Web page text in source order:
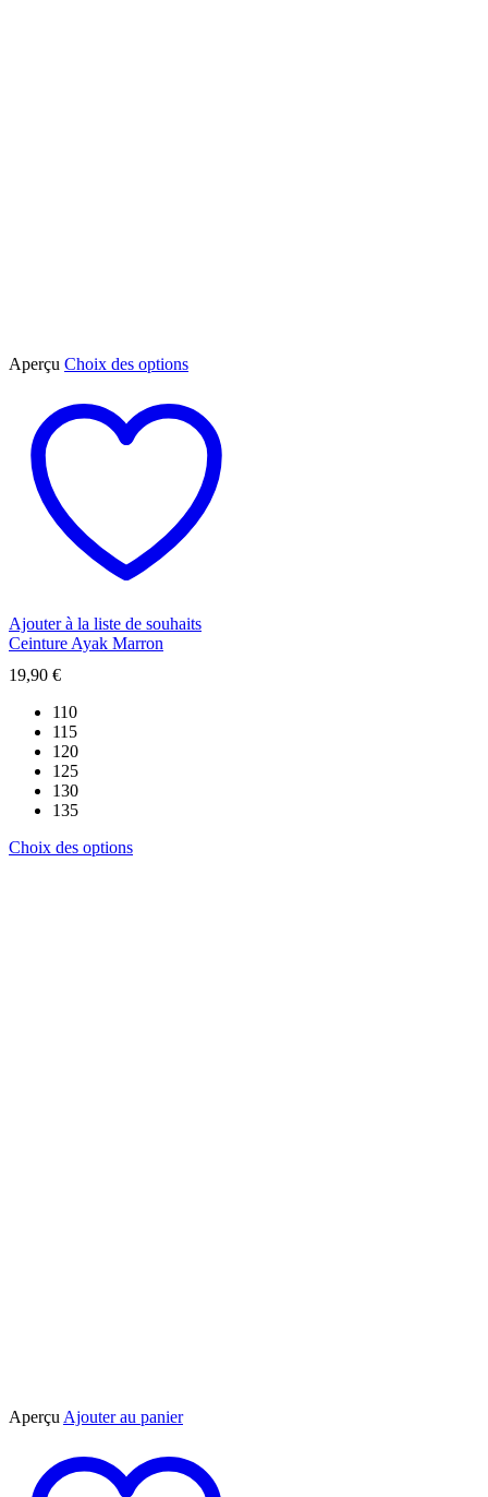
Aperçu Choix des optionsCe
plusieurs
variations.
Les
options
peuvent
être
choisies
du
produit
Ajouter à la liste de souhaits
Ceinture Ayak Marron
19,90 €
110
115
120
125
130
135
Choix des optionsCe
Aperçu Ajouter au panier